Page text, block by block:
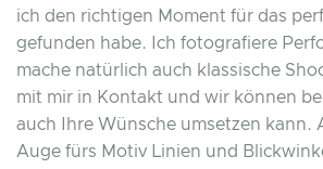
ich den richtigen Moment für das
gefunden habe. Ich fotografiere
mache natürlich auch klassische
mit mir in Kontakt und wir können
auch Ihre Wünsche umsetzen kann.
Auge fürs Motiv Linien und